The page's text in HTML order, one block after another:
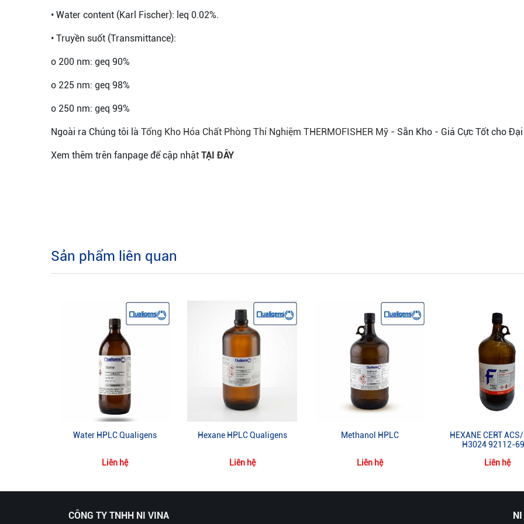
• Water content (Karl Fischer): leq 0.02%.
• Truyền suốt (Transmittance):
o 200 nm: geq 90%
o 225 nm: geq 98%
o 250 nm: geq 99%
Ngoài ra Chúng tôi là Tổng Kho Hóa Chất Phòng Thí Nghiệm THERMOFISHER Mỹ - Sẵn Kho - Giá Cực Tốt cho
Xem thêm trên fanpage để cập nhật TẠI ĐÂY
Sản phẩm liên quan
Water HPLC Qualigens
Liên hệ
Hexane HPLC Qualigens
Liên hệ
Methanol HPLC
Liên hệ
HEXANE CERT
H3024 92112-
Liên hệ
CÔNG TY TNHH NI VINA